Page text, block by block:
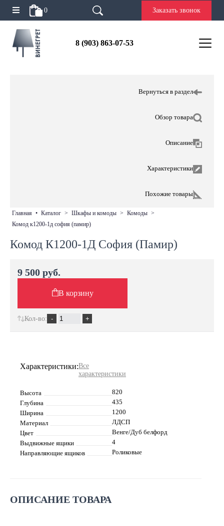
0 Заказать звонок
8 (903) 863-07-53
Вернуться в раздел
Обзор товара
Описание
Характеристики
Похожие товары
главная • каталог > шкафы и комоды > комоды >
комод к1200-1д софия (памир)
Комод К1200-1Д София (Памир)
Характеристики:Все
характеристики
Высота
820
Глубина
435
Ширина
1200
Материал
ЛДСП
Цвет
Венге/Дуб белфорд
Выдвижные ящики
4
Направляющие ящиков
Роликовые
ОПИСАНИЕ ТОВАРА
9 500 руб.
В корзину
Кол-во: